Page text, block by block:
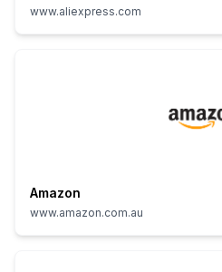
www.aliexpress.com
Amazon
www.amazon.com.au